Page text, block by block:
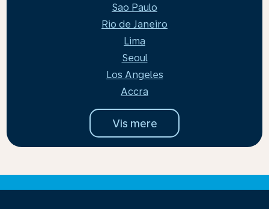
Sao Paulo
Rio de Janeiro
Lima
Seoul
Los Angeles
Accra
Vis mere